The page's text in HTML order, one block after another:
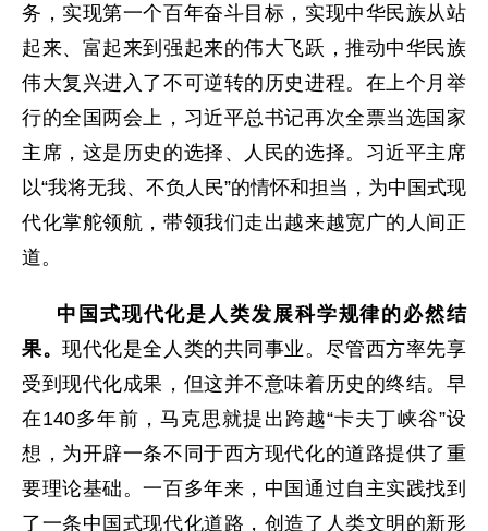
务，实现第一个百年奋斗目标，实现中华民族从站
起来、富起来到强起来的伟大飞跃，推动中华民族
伟大复兴进入了不可逆转的历史进程。在上个月举
行的全国两会上，习近平总书记再次全票当选国家
主席，这是历史的选择、人民的选择。习近平主席
以“我将无我、不负人民”的情怀和担当，为中国式现
代化掌舵领航，带领我们走出越来越宽广的人间正
道。
中国式现代化是人类发展科学规律的必然结
果。现代化是全人类的共同事业。尽管西方率先享
受到现代化成果，但这并不意味着历史的终结。早
在140多年前，马克思就提出跨越“卡夫丁峡谷”设
想，为开辟一条不同于西方现代化的道路提供了重
要理论基础。一百多年来，中国通过自主实践找到
了一条中国式现代化道路，创造了人类文明的新形